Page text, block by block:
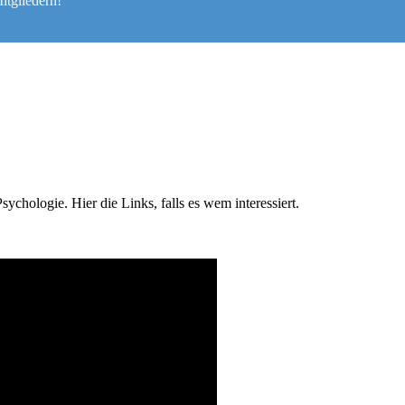
Hier die Links, falls es wem interessiert.